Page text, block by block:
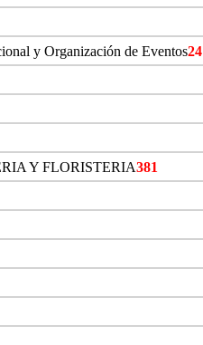
y Organización de Eventos24
Y FLORISTERIA381